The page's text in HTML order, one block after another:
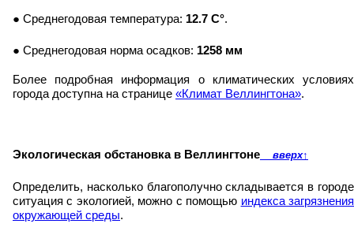
● Среднегодовая температура: 12.7 C°.
● Среднегодовая норма осадков: 1258 мм
Более подробная информация о климатических условиях
города доступна на странице «Климат Веллингтона».
Экологическая обстановка в Веллингтоне вверх↑
Определить, насколько благополучно складывается в городе
ситуация с экологией, можно с помощью индекса загрязнения
окружающей среды.